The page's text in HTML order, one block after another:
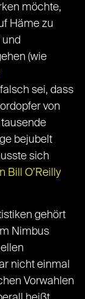
möchte,
Häme zu
(wie
sei, dass
von
bejubelt
sich
Bill O’Reilly
gehört
Nimbus
nicht einmal
Vorwahlen